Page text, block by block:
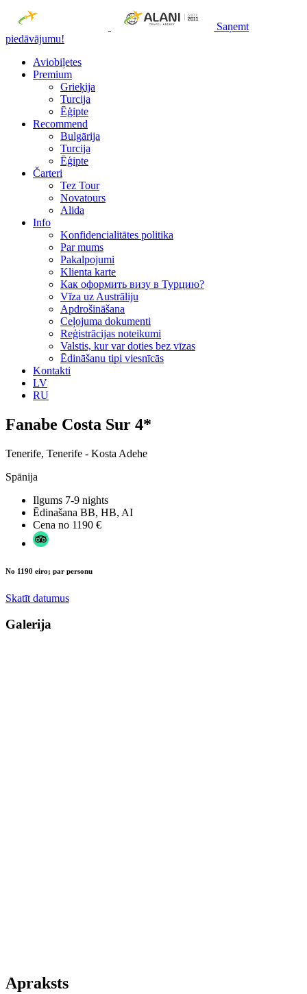
Saņemt
piedāvājumu!
Aviobiļetes
Premium
Grieķija
Turcija
Ēģipte
Recommend
Bulgārija
Turcija
Ēģipte
Čarteri
Tez Tour
Novatours
Alida
Info
Konfidencialitātes politika
Par mums
Рakalpojumi
Klienta karte
Как оформить визу в Турцию?
Vīza uz Austrāliju
Apdrošināšana
Ceļojuma dokumenti
Reģistrācijas noteikumi
Valstis, kur var doties bez vīzas
Ēdināšanu tipi viesnīcās
Kontakti
LV
RU
Fanabe Costa Sur 4*
Tenerife, Tenerife - Kosta Adehe
Spānija
Ilgums 7-9 nights
Ēdinašana BB, HB, AI
Cena no 1190 €
No 1190 eiro; par personu
Skatīt datumus
Galerija
Apraksts